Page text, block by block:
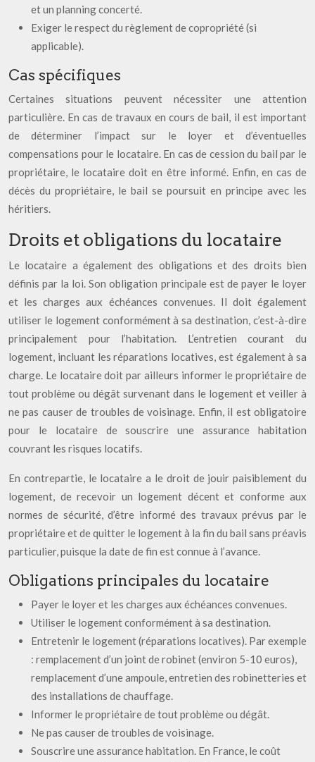
et un planning concerté.
Exiger le respect du règlement de copropriété (si
applicable).
Cas spécifiques
Certaines situations peuvent nécessiter une attention
particulière. En cas de travaux en cours de bail, il est important
de déterminer l’impact sur le loyer et d’éventuelles
compensations pour le locataire. En cas de cession du bail par le
propriétaire, le locataire doit en être informé. Enfin, en cas de
décès du propriétaire, le bail se poursuit en principe avec les
héritiers.
Droits et obligations du locataire
Le locataire a également des obligations et des droits bien
définis par la loi. Son obligation principale est de payer le loyer
et les charges aux échéances convenues. Il doit également
utiliser le logement conformément à sa destination, c’est-à-dire
principalement pour l’habitation. L’entretien courant du
logement, incluant les réparations locatives, est également à sa
charge. Le locataire doit par ailleurs informer le propriétaire de
tout problème ou dégât survenant dans le logement et veiller à
ne pas causer de troubles de voisinage. Enfin, il est obligatoire
pour le locataire de souscrire une assurance habitation
couvrant les risques locatifs.
En contrepartie, le locataire a le droit de jouir paisiblement du
logement, de recevoir un logement décent et conforme aux
normes de sécurité, d’être informé des travaux prévus par le
propriétaire et de quitter le logement à la fin du bail sans préavis
particulier, puisque la date de fin est connue à l’avance.
Obligations principales du locataire
Payer le loyer et les charges aux échéances convenues.
Utiliser le logement conformément à sa destination.
Entretenir le logement (réparations locatives). Par exemple
: remplacement d’un joint de robinet (environ 5-10 euros),
remplacement d’une ampoule, entretien des robinetteries et
des installations de chauffage.
Informer le propriétaire de tout problème ou dégât.
Ne pas causer de troubles de voisinage.
Souscrire une assurance habitation. En France, le coût